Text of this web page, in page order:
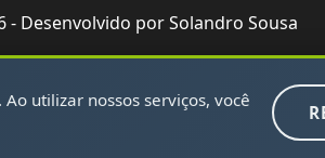
Desenvolvido por Solandro Sousa
utilizar nossos serviços, você